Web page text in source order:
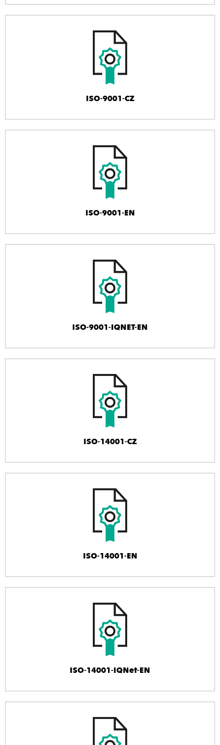
ISO-9001-CZ
ISO-9001-EN
ISO-9001-IQNET-EN
ISO-14001-CZ
ISO-14001-EN
ISO-14001-IQNet-EN